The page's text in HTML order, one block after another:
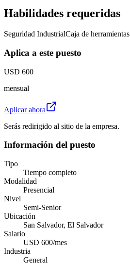
Habilidades requeridas
Seguridad IndustrialCaja de herramientas
Aplica a este puesto
USD 600
mensual
Aplicar ahora
Serás redirigido al sitio de la empresa.
Información del puesto
Tipo
Tiempo completo
Modalidad
Presencial
Nivel
Semi-Senior
Ubicación
San Salvador, El Salvador
Salario
USD 600/mes
Industria
General